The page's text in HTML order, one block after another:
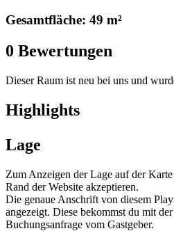
Gesamtfläche: 49 m²
0 Bewertungen
Dieser Raum ist neu bei uns und
Highlights
Lage
Zum Anzeigen der Lage auf der
Rand der Website akzeptieren.
Die genaue Anschrift von diesem
angezeigt. Diese bekommst du mit
Buchungsanfrage vom Gastgeber.